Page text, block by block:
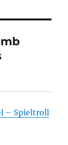
– Spieltroll